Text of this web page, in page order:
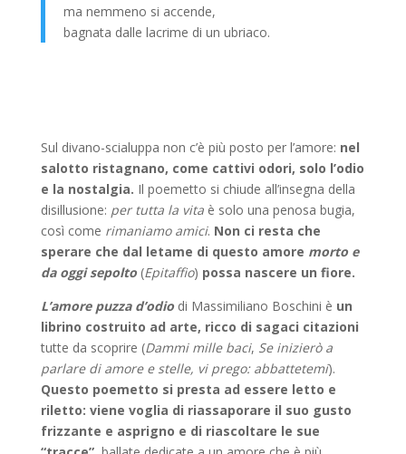
ma nemmeno si accende,
bagnata dalle lacrime di un ubriaco.
Sul divano-scialuppa non c’è più posto per l’amore: nel
salotto ristagnano, come cattivi odori, solo l’odio
e la nostalgia. Il poemetto si chiude all’insegna della
disillusione: per tutta la vitaè solo una penosa bugia,
così come rimaniamo amici. Non ci resta che
sperare che dal letame di questo amore morto e
da oggi sepolto (Epitaffio) possa nascere un fiore.
L’amore puzza d’odiodi Massimiliano Boschini è un
librino costruito ad arte, ricco di sagaci citazioni
tutte da scoprire (Dammi mille baci, Se inizierò a
parlare di amore e stelle, vi prego: abbattetemi).
Questo poemetto si presta ad essere letto e
riletto: viene voglia di riassaporare il suo gusto
frizzante e asprigno e di riascoltare le sue